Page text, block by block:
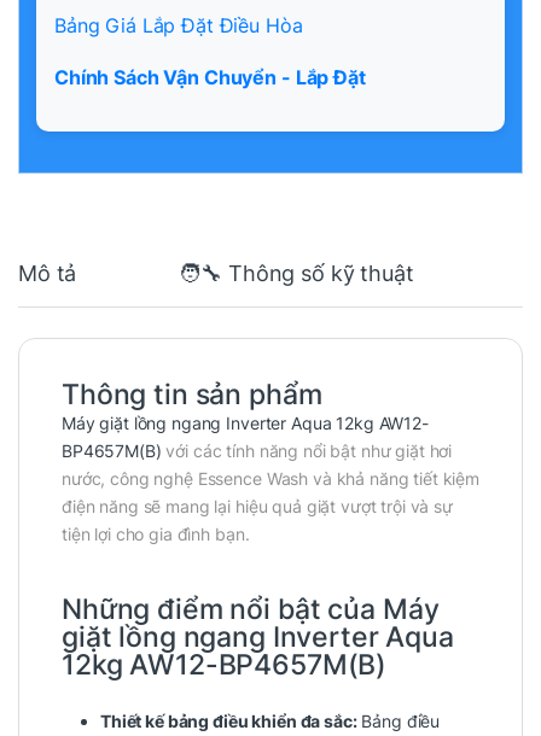
Bảng Giá Lắp Đặt Điều Hòa
Chính Sách Vận Chuyển - Lắp Đặt
Mô tả 🧑‍🔧 Thông số kỹ thuật
Thông tin sản phẩm
Máy giặt lồng ngang Inverter Aqua 12kg AW12-
BP4657M(B) với các tính năng nổi bật như giặt hơi
nước, công nghệ Essence Wash và khả năng tiết kiệm
điện năng sẽ mang lại hiệu quả giặt vượt trội và sự
tiện lợi cho gia đình bạn.
Những điểm nổi bật của Máy
giặt lồng ngang Inverter Aqua
12kg AW12-BP4657M(B)
Thiết kế bảng điều khiển đa sắc:Bảng điều